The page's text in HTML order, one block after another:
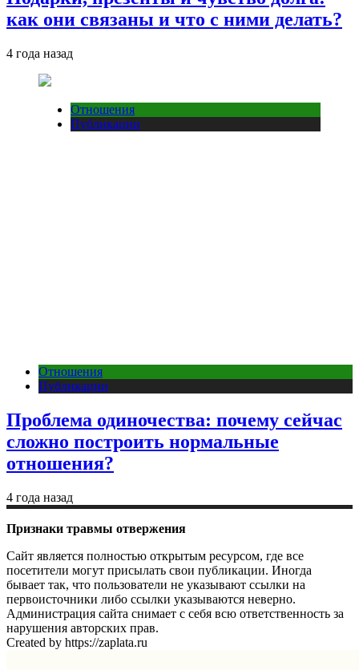
как они связаны и что с ними делать?
4 года назад
Отношения
Публикации
Отношения
Публикации
Проблема одиночества: почему сейчас
сложно построить нормальные
отношения?
4 года назад
Признаки травмы отвержения
Сайт является полностью открытым ресурсом, где все
посетители могут присылать свои публикации. Иногда
бывает так, что пользователи не указывают ссылки на
первоисточники либо ссылки указываются неверно.
Администрация сайта снимает с себя всю ответственность за
нарушения авторских прав.
Created by https://zaplata.ru